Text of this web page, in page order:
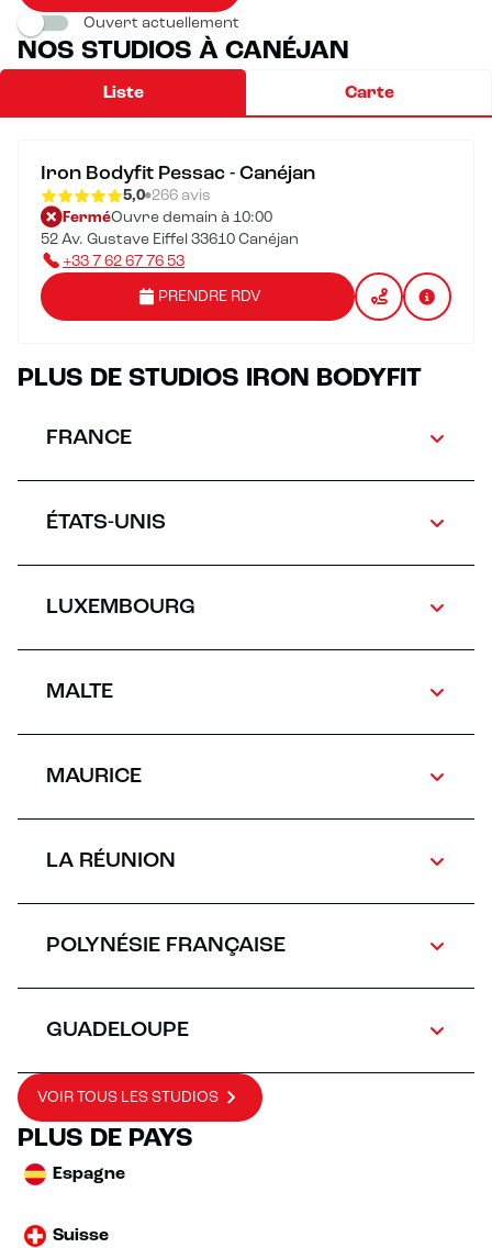
Ouvert actuellement
NOS STUDIOS À CANÉJAN
Liste Carte
Iron Bodyfit Pessac - Canéjan
5,0 266 avis
FerméOuvre demain à 10:00
52 Av. Gustave Eiffel 33610 Canéjan
+33 7 62 67 76 53
PRENDRE RDV
PLUS DE STUDIOS IRON BODYFIT
FRANCE
ÉTATS-UNIS
LUXEMBOURG
MALTE
MAURICE
LA RÉUNION
POLYNÉSIE FRANÇAISE
GUADELOUPE
VOIR TOUS LES STUDIOS
PLUS DE PAYS
Espagne
Suisse